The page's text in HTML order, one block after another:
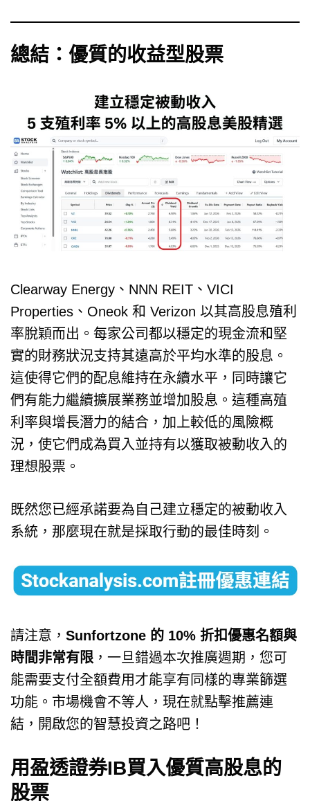
總結：優質的收益型股票
Clearway Energy、NNN REIT、VICI
Properties、Oneok 和 Verizon 以其高股息殖利
率脫穎而出。每家公司都以穩定的現金流和堅
實的財務狀況支持其遠高於平均水準的股息。
這使得它們的配息維持在永續水平，同時讓它
們有能力繼續擴展業務並增加股息。這種高殖
利率與增長潛力的結合，加上較低的風險概
況，使它們成為買入並持有以獲取被動收入的
理想股票。
既然您已經承諾要為自己建立穩定的被動收入
系統，那麼現在就是採取行動的最佳時刻。
請注意， Sunfortzone 的 10% 折扣優惠名額與
時間非常有限 ，一旦錯過本次推廣週期，您可
能需要支付全額費用才能享有同樣的專業篩選
功能。市場機會不等人，現在就點擊推薦連
結，開啟您的智慧投資之路吧！
用盈透證券IB買入優質高股息的
股票